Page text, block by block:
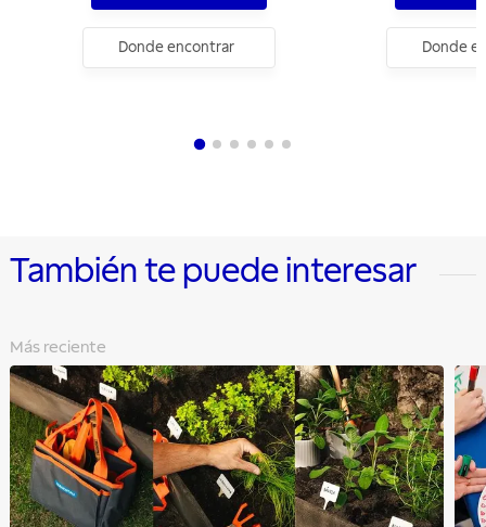
Donde encontrar Donde
También te puede interesar
Más reciente